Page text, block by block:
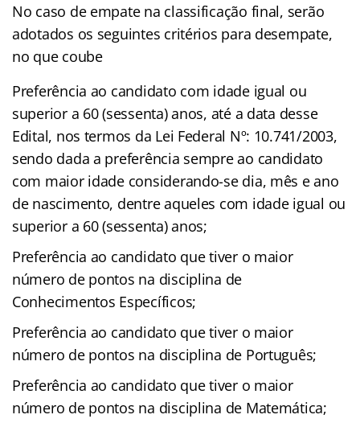
No caso de empate na classificação final, serão
adotados os seguintes critérios para desempate,
no que coube
Preferência ao candidato com idade igual ou
superior a 60 (sessenta) anos, até a data desse
Edital, nos termos da Lei Federal Nº: 10.741/2003,
sendo dada a preferência sempre ao candidato
com maior idade considerando-se dia, mês e ano
de nascimento, dentre aqueles com idade igual ou
superior a 60 (sessenta) anos;
Preferência ao candidato que tiver o maior
número de pontos na disciplina de
Conhecimentos Específicos;
Preferência ao candidato que tiver o maior
número de pontos na disciplina de Português;
Preferência ao candidato que tiver o maior
número de pontos na disciplina de Matemática;